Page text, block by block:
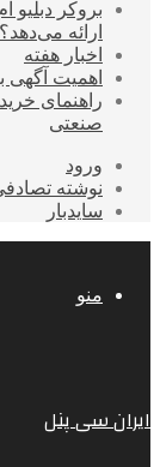
ارائه می‌دهد؟
اخبار هفته
اهمیت آگهی
راهنمای
صنعتی
ورود
نوشته
سایدبار
منو
ایران سی پنل